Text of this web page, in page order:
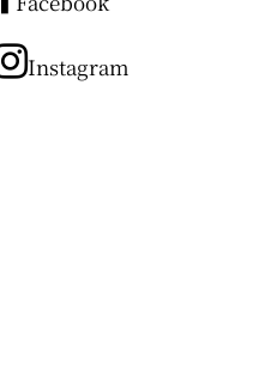
Instagram